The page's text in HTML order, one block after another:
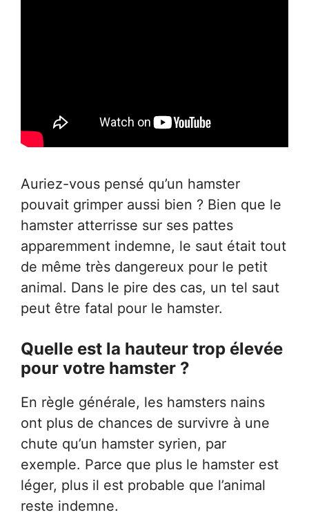
Auriez-vous pensé qu’un hamster
pouvait grimper aussi bien ? Bien que le
hamster atterrisse sur ses pattes
apparemment indemne, le saut était tout
de même très dangereux pour le petit
animal. Dans le pire des cas, un tel saut
peut être fatal pour le hamster.
Quelle est la hauteur trop élevée
pour votre hamster ?
En règle générale, les hamsters nains
ont plus de chances de survivre à une
chute qu’un hamster syrien, par
exemple. Parce que plus le hamster est
léger, plus il est probable que l’animal
reste indemne.